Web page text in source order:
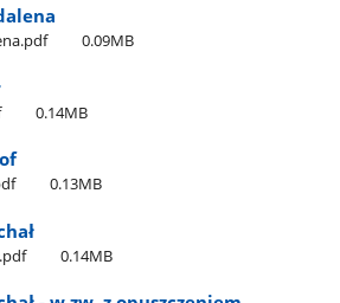
0.09MB
0.14MB
0.13MB
0.14MB